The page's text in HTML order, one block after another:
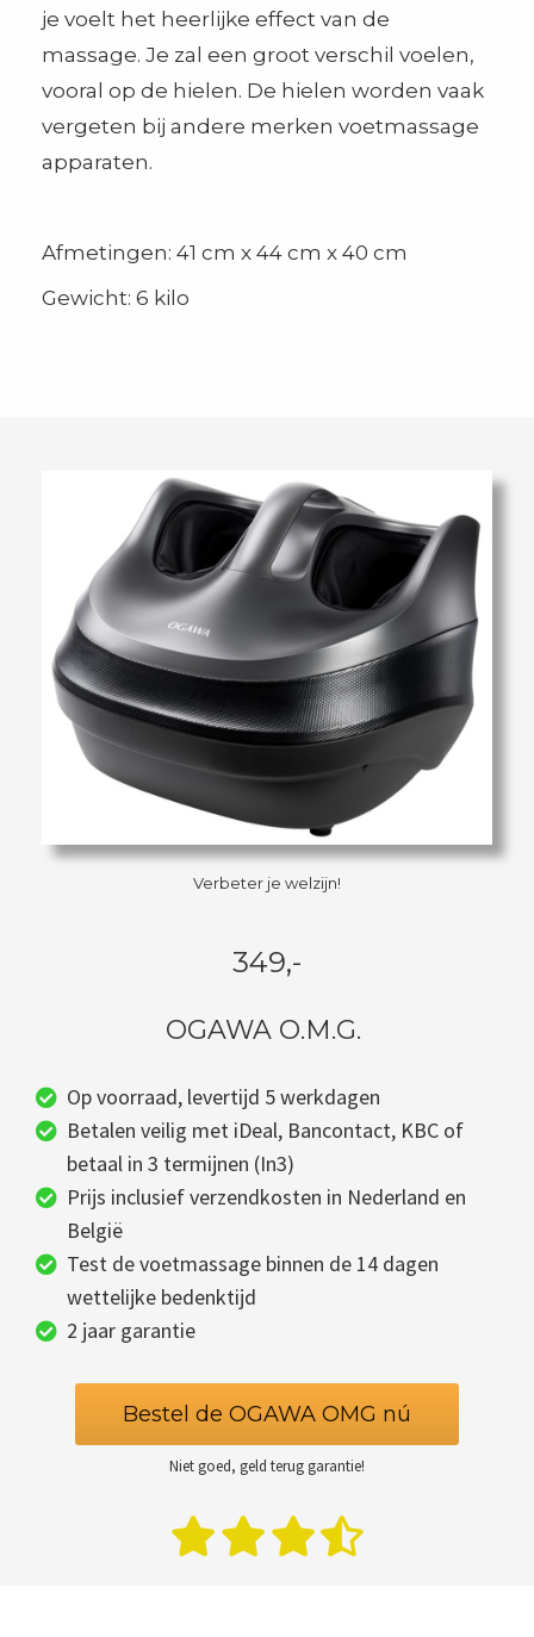
je voelt het heerlijke effect van de
massage. Je zal een groot verschil voelen,
vooral op de hielen. De hielen worden vaak
vergeten bij andere merken voetmassage
apparaten.
Afmetingen: 41 cm x 44 cm x 40 cm
Gewicht: 6 kilo
Verbeter je welzijn!
349,-
OGAWA O.M.G.
Op voorraad, levertijd 5 werkdagen
Betalen veilig met iDeal, Bancontact, KBC of
betaal in 3 termijnen (In3)
Prijs inclusief verzendkosten in Nederland en
België
Test de voetmassage binnen de 14 dagen
wettelijke bedenktijd
2 jaar garantie
Bestel de OGAWA OMG nú
Niet goed, geld terug garantie!